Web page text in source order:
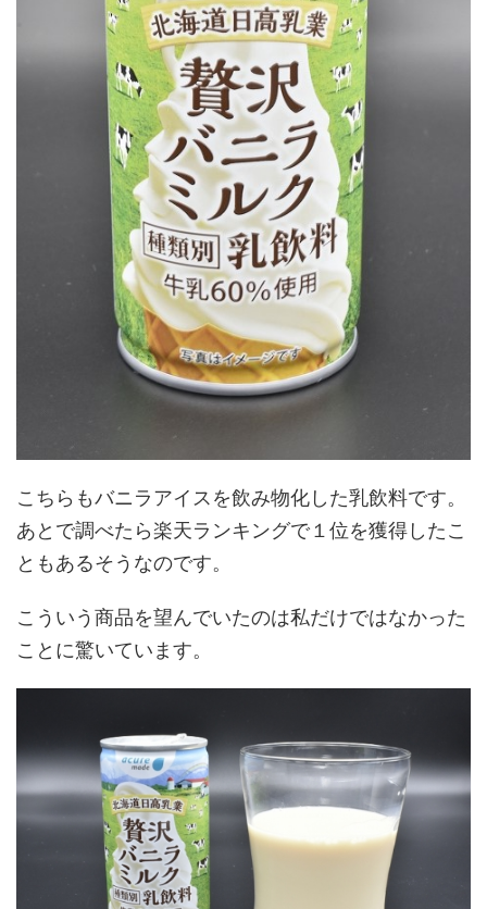
こちらもバニラアイスを飲み物化した乳飲料です。
あとで調べたら楽天ランキングで１位を獲得したこ
ともあるそうなのです。
こういう商品を望んでいたのは私だけではなかった
ことに驚いています。